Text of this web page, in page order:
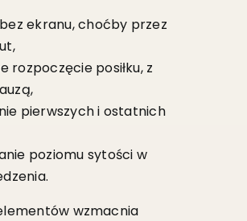
ekranu, choćby przez
rozpoczęcie posiłku, z
pierwszych i ostatnich
poziomu sytości w
wzmacnia